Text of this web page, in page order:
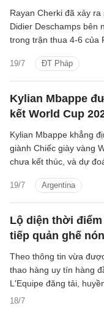
19/7 ĐT Pháp
Rayan Cherki đã xảy
Didier Deschamps bên
trong trận thua 4-6 của
Kylian Mbappe
kết World Cup
19/7 Argentina
Kylian Mbappe khẳng
giành Chiếc giày vàng
chưa kết thúc, và dự
chung kết gặp Tây Ban
Lộ diện thời
tiếp quản ghế
18/7
Theo thông tin vừa
thao hàng uy tín hàng
L'Equipe đăng tải,
Zidane sẽ chính thức